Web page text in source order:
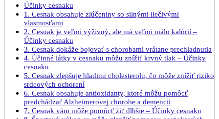
Účinky cesnaku
1. Cesnak obsahuje zlúčeniny so silnými liečivými
vlastnosťami
2. Cesnak je veľmi výživný, ale má veľmi málo kalórií –
Účinky cesnaku
3. Cesnak dokáže bojovať s chorobami vrátane prechladnutia
4. Účinné látky v cesnaku môžu znížiť krvný tlak – Účinky
cesnaku
5. Cesnak zlepšuje hladinu cholesterolu, čo môže znížiť riziko
srdcových ochorení
6. Cesnak obsahuje antioxidanty, ktoré môžu pomôcť
predchádzať Alzheimerovej chorobe a demencii
7. Cesnak vám môže pomôcť žiť dlhšie – Účinky cesnaku